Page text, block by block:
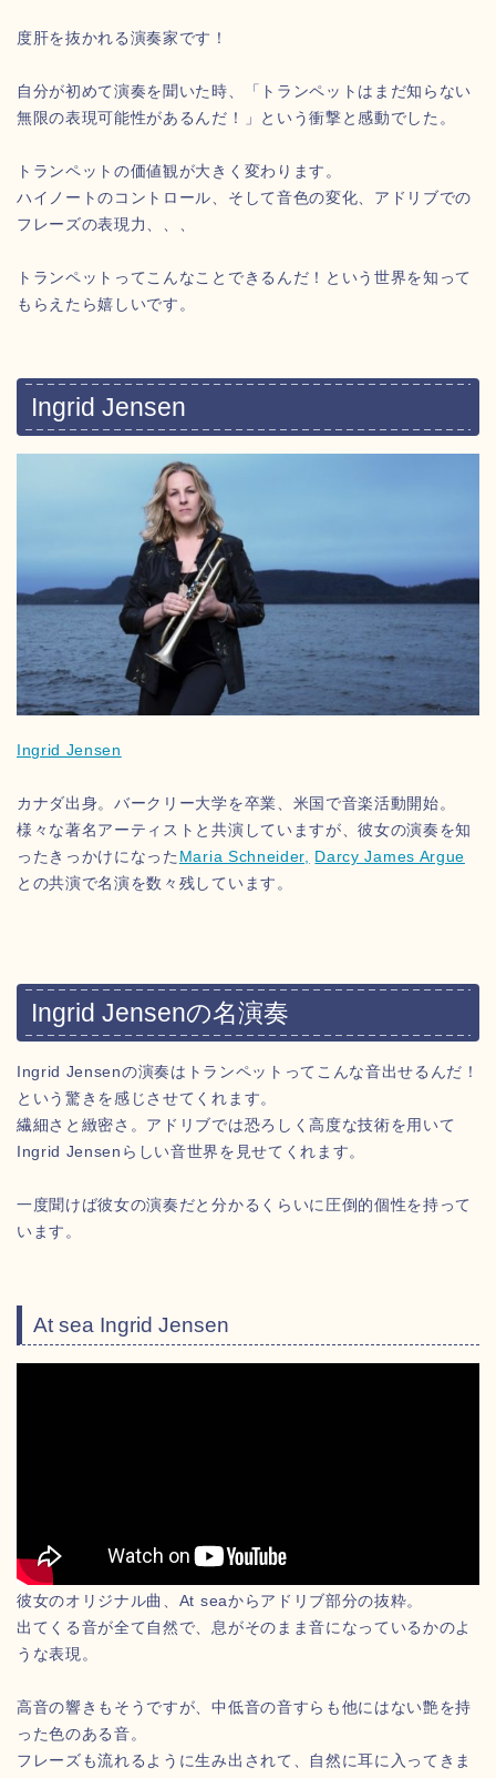
度肝を抜かれる演奏家です！
自分が初めて演奏を聞いた時、「トランペットはまだ知らない
無限の表現可能性があるんだ！」という衝撃と感動でした。
トランペットの価値観が大きく変わります。
ハイノートのコントロール、そして音色の変化、アドリブでの
フレーズの表現力、、、
トランペットってこんなことできるんだ！という世界を知って
もらえたら嬉しいです。
Ingrid Jensen
Ingrid Jensen
カナダ出身。バークリー大学を卒業、米国で音楽活動開始。
様々な著名アーティストと共演していますが、彼女の演奏を知
ったきっかけになった Maria Schneider,
Darcy James Argue
との共演で名演を数々残しています。
Ingrid Jensenの名演奏
Ingrid Jensenの演奏はトランペットってこんな音出せるんだ！
という驚きを感じさせてくれます。
繊細さと緻密さ。アドリブでは恐ろしく高度な技術を用いて
Ingrid Jensenらしい音世界を見せてくれます。
一度聞けば彼女の演奏だと分かるくらいに圧倒的個性を持って
います。
At sea Ingrid Jensen
彼女のオリジナル曲、At seaからアドリブ部分の抜粋。
出てくる音が全て自然で、息がそのまま音になっているかのよ
うな表現。
高音の響きもそうですが、中低音の音すらも他にはない艶を持
った色のある音。
フレーズも流れるように生み出されて、自然に耳に入ってきま